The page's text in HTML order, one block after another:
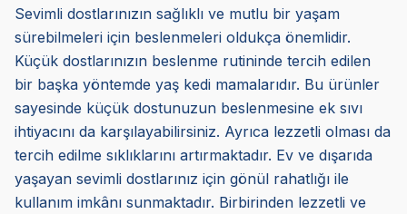
Sevimli dostlarınızın sağlıklı ve mutlu bir yaşam
sürebilmeleri için beslenmeleri oldukça önemlidir.
Küçük dostlarınızın beslenme rutininde tercih edilen
bir başka yöntemde yaş kedi mamalarıdır. Bu ürünler
sayesinde küçük dostunuzun beslenmesine ek sıvı
ihtiyacını da karşılayabilirsiniz. Ayrıca lezzetli olması da
tercih edilme sıklıklarını artırmaktadır. Ev ve dışarıda
yaşayan sevimli dostlarınız için gönül rahatlığı ile
kullanım imkânı sunmaktadır. Birbirinden lezzetli ve